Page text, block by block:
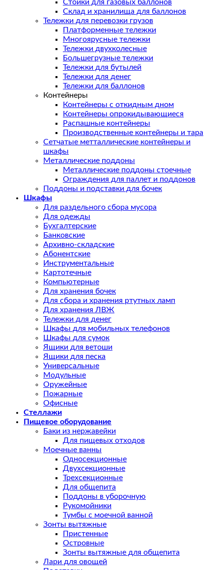
Стойки для газовых баллонов
Склад и хранилища для баллонов
Тележки для перевозки грузов
Платформенные тележки
Многоярусные тележки
Тележки двухколесные
Большегрузные тележки
Тележки для бутылей
Тележки для денег
Тележки для баллонов
Контейнеры
Контейнеры с откидным дном
Контейнеры опрокидывающиеся
Распашные контейнеры
Производственные контейнеры и тара
Сетчатые метталлические контейнеры и
шкафы
Металлические поддоны
Металлические поддоны стоечные
Ограждения для паллет и поддонов
Поддоны и подставки для бочек
Шкафы
Для раздельного сбора мусора
Для одежды
Бухгалтерские
Банковские
Архивно-складские
Абонентские
Инструментальные
Картотечные
Компьютерные
Для хранения бочек
Для сбора и хранения ртутных ламп
Для хранения ЛВЖ
Тележки для денег
Шкафы для мобильных телефонов
Шкафы для сумок
Ящики для ветоши
Ящики для песка
Универсальные
Модульные
Оружейные
Пожарные
Офисные
Стеллажи
Пищевое оборудование
Баки из нержавейки
Для пищевых отходов
Моечные ванны
Односекционные
Двухсекционные
Трехсекционные
Для общепита
Поддоны в уборочную
Рукомойники
Тумбы с моечной ванной
Зонты вытяжные
Пристенные
Островные
Зонты вытяжные для общепита
Лари для овощей